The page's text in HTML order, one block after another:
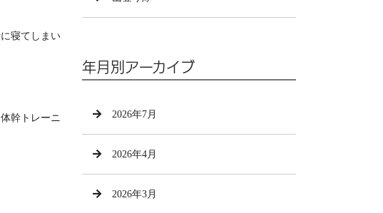
寝てしまい
幹トレーニ
年月別アーカイブ
2026年7月
2026年4月
2026年3月